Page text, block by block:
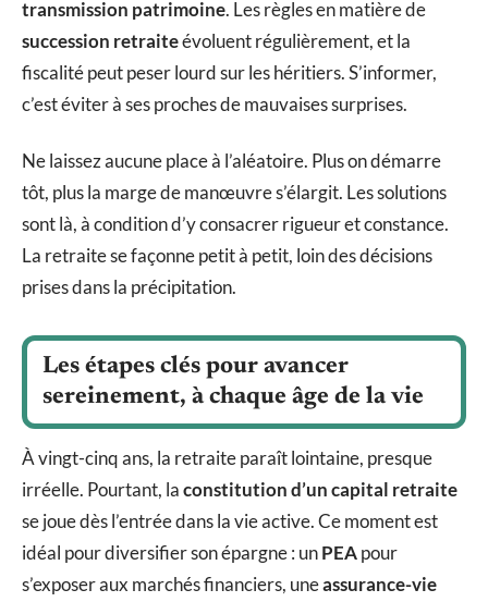
transmission patrimoine. Les règles en matière de
succession retraiteévoluent régulièrement, et la
fiscalité peut peser lourd sur les héritiers. S’informer,
c’est éviter à ses proches de mauvaises surprises.
Ne laissez aucune place à l’aléatoire. Plus on démarre
tôt, plus la marge de manœuvre s’élargit. Les solutions
sont là, à condition d’y consacrer rigueur et constance.
La retraite se façonne petit à petit, loin des décisions
prises dans la précipitation.
Les étapes clés pour avancer
sereinement, à chaque âge de la vie
À vingt-cinq ans, la retraite paraît lointaine, presque
irréelle. Pourtant, laconstitution d’un capital retraite
se joue dès l’entrée dans la vie active. Ce moment est
idéal pour diversifier son épargne : unPEApour
s’exposer aux marchés financiers, uneassurance-vie